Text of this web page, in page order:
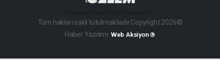
Tüm hakları saklı tutulmaktadır.Copyright 2026©
Haber Yazılımı: Web Aksiyon ®